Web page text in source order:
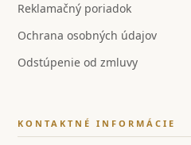
Reklamačný poriadok
Ochrana osobných údajov
Odstúpenie od zmluvy
KONTAKTNÉ INFORMÁCIE